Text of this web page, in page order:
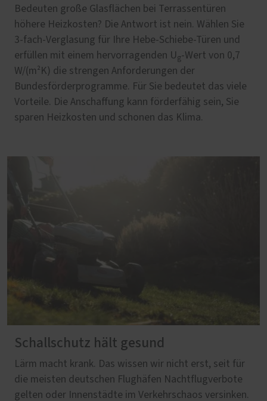
Bedeuten große Glasflächen bei Terrassentüren
höhere Heizkosten? Die Antwort ist nein. Wählen Sie
3-fach-Verglasung für Ihre Hebe-Schiebe-Türen und
erfüllen mit einem hervorragenden U g-Wert von 0,7
W/(m²K) die strengen Anforderungen der
Bundesförderprogramme. Für Sie bedeutet das viele
Vorteile. Die Anschaffung kann förderfähig sein, Sie
sparen Heizkosten und schonen das Klima.
Schallschutz hält gesund
Lärm macht krank. Das wissen wir nicht erst, seit für
die meisten deutschen Flughäfen Nachtflugverbote
gelten oder Innenstädte im Verkehrschaos versinken.